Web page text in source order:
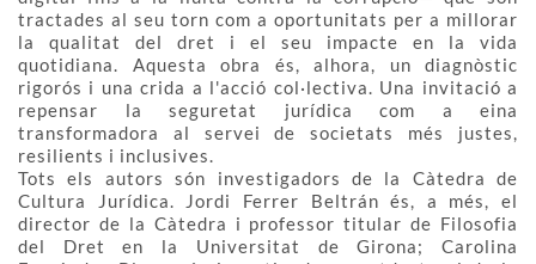
tractades al seu torn com a oportunitats per a millorar
la qualitat del dret i el seu impacte en la vida
quotidiana. Aquesta obra és, alhora, un diagnòstic
rigorós i una crida a l'acció col·lectiva. Una invitació a
repensar la seguretat jurídica com a eina
transformadora al servei de societats més justes,
resilients i inclusives.
Tots els autors són investigadors de la Càtedra de
Cultura Jurídica. Jordi Ferrer Beltrán és, a més, el
director de la Càtedra i professor titular de Filosofia
del Dret en la Universitat de Girona; Carolina